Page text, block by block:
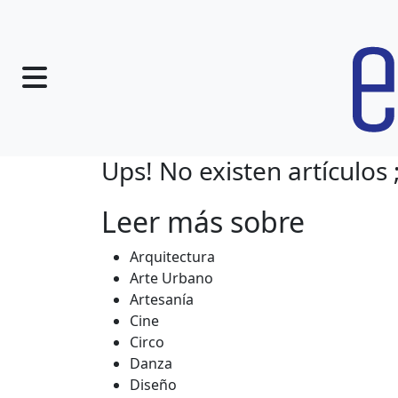
Ups! No existen artículos
Leer más sobre
Arquitectura
Arte Urbano
Artesanía
Cine
Circo
Danza
Diseño